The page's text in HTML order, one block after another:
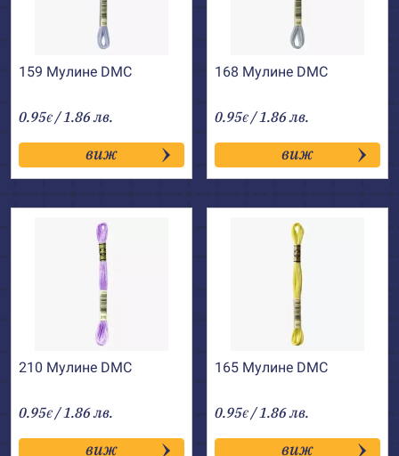
159 Мулине DMC
0.95€ / 1.86 лв.
виж
168 Мулине DMC
0.95€ / 1.86 лв.
виж
210 Мулине DMC
0.95€ / 1.86 лв.
виж
165 Мулине DMC
0.95€ / 1.86 лв.
виж